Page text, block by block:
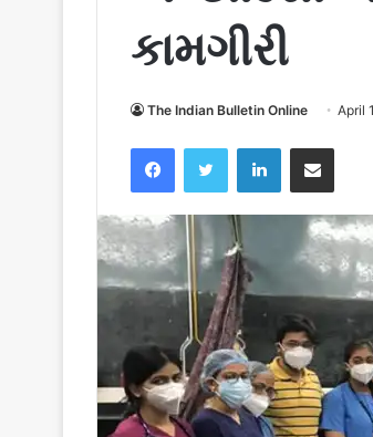
કામગીરી
The Indian Bulletin Online April